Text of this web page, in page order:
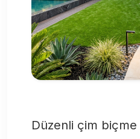
Düzenli çim